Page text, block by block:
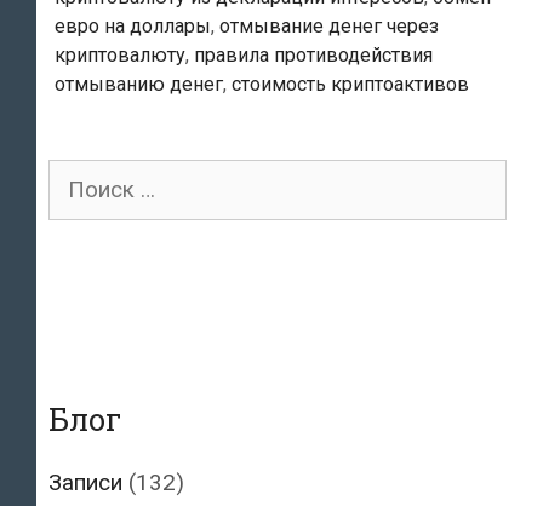
из
декларации
интересов
евро на доллары, отмывание денег через
криптовалюту, правила противодействия
отмыванию денег, стоимость криптоактивов
Поиск
Блог
Записи (132)